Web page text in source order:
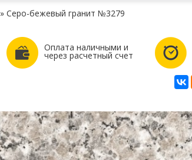
» Серо-бежевый гранит №3279
Оплата наличными и
через расчетный счет